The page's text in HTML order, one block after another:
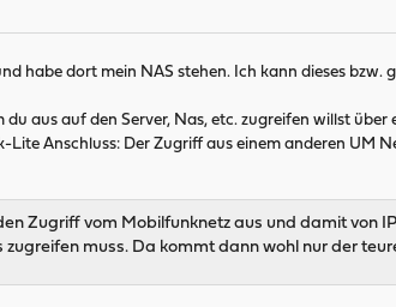
habe dort mein NAS stehen. Ich kann dieses bzw.
aus auf den Server, Nas, etc. zugreifen willst über
Anschluss: Der Zugriff aus einem anderen UM
Zugriff vom Mobilfunknetz aus und damit von
muss. Da kommt dann wohl nur der